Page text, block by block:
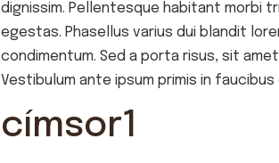
dignissim. Pellentesque habitant morbi
egestas. Phasellus varius dui blandit
condimentum. Sed a porta risus, sit
Vestibulum ante ipsum primis in
címsor1